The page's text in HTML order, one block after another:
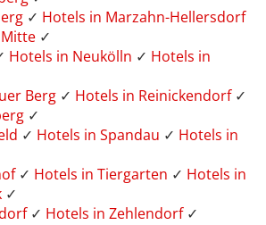
✓ Hotels in Marzahn-Hellersdorf
✓
Hotels in Neukölln ✓ Hotels in
Berg ✓ Hotels in Reinickendorf ✓
✓
✓ Hotels in Spandau ✓ Hotels in
✓ Hotels in Tiergarten ✓ Hotels in
✓
✓ Hotels in Zehlendorf✓